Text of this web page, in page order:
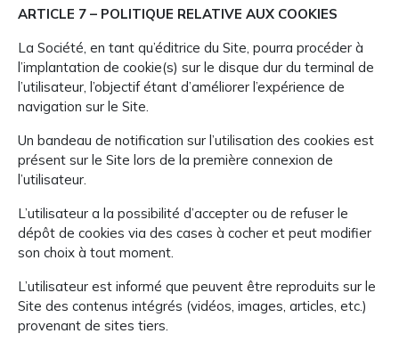
ARTICLE 7 – POLITIQUE RELATIVE AUX COOKIES
La Société, en tant qu’éditrice du Site, pourra procéder à
l’implantation de cookie(s) sur le disque dur du terminal de
l’utilisateur, l’objectif étant d’améliorer l’expérience de
navigation sur le Site.
Un bandeau de notification sur l’utilisation des cookies est
présent sur le Site lors de la première connexion de
l’utilisateur.
L’utilisateur a la possibilité d’accepter ou de refuser le
dépôt de cookies via des cases à cocher et peut modifier
son choix à tout moment.
L’utilisateur est informé que peuvent être reproduits sur le
Site des contenus intégrés (vidéos, images, articles, etc.)
provenant de sites tiers.